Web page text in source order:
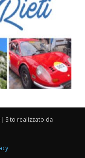
Sito realizzato da